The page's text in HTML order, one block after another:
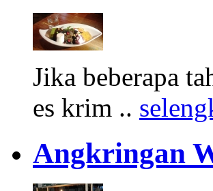
Jika beberapa
es krim ..
Angkringan